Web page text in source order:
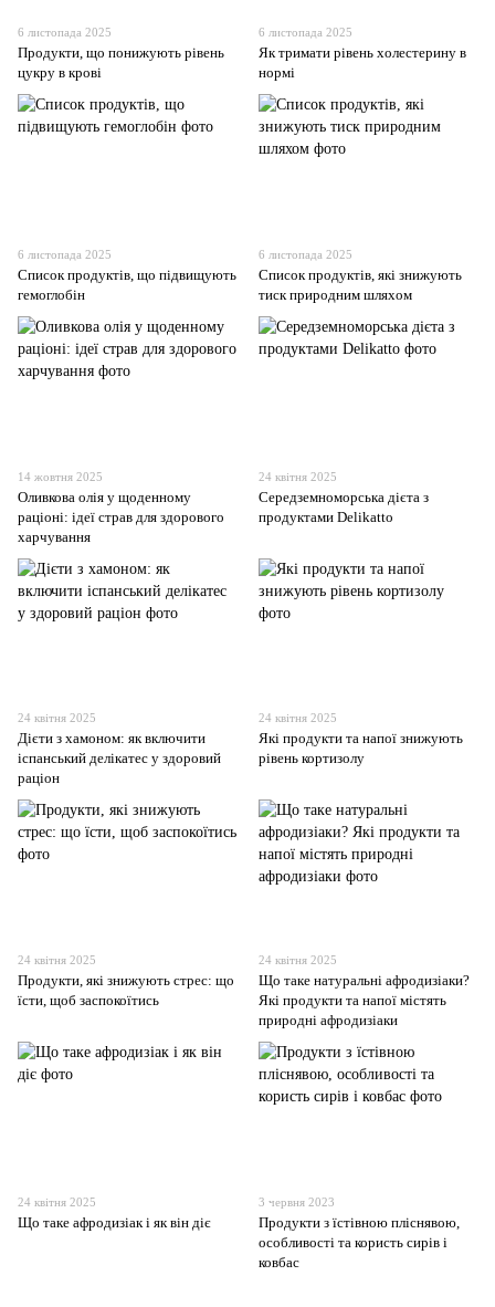
6 листопада 2025
Продукти, що понижують рівень
цукру в крові
6 листопада 2025
Як тримати рівень холестерину в
нормі
6 листопада 2025
Список продуктів, що підвищують
гемоглобін
6 листопада 2025
Список продуктів, які знижують
тиск природним шляхом
14 жовтня 2025
Оливкова олія у щоденному
раціоні: ідеї страв для здорового
харчування
24 квітня 2025
Середземноморська дієта з
продуктами Delikatto
24 квітня 2025
Дієти з хамоном: як включити
іспанський делікатес у здоровий
раціон
24 квітня 2025
Які продукти та напої знижують
рівень кортизолу
24 квітня 2025
Продукти, які знижують стрес: що
їсти, щоб заспокоїтись
24 квітня 2025
Що таке натуральні афродизіаки?
Які продукти та напої містять
природні афродизіаки
24 квітня 2025
Що таке афродизіак і як він діє
3 червня 2023
Продукти з їстівною пліснявою,
особливості та користь сирів і
ковбас